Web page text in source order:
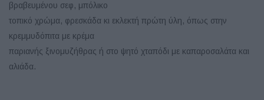
βραβευμένου σεφ, μπόλικο
τοπικό χρώμα, φρεσκάδα κι εκλεκτή πρώτη ύλη, όπως στην
κρεμμυδόπιτα με κρέμα
παριανής ξινομυζήθρας ή στο ψητό χταπόδι με καπαροσαλάτα και
αλιάδα.